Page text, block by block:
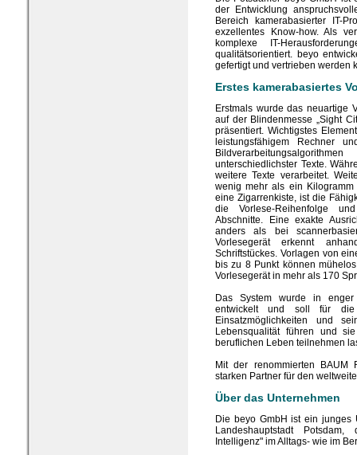
der Entwicklung
Bereich kamerabasierter IT-
exzellentes Know-how. Als
komplexe IT-
qualitätsorientiert. beyo
gefertigt und vertrieben werden
Erstes kamerabasiertes
Erstmals wurde das neuartige
auf der Blindenmesse „Sight
präsentiert. Wichtigstes
leistungsfähigem Rechner
unterschiedlichster Texte.
weitere Texte verarbeitet.
wenig mehr als ein
eine Zigarrenkiste, ist die
die Vorlese-Reihenfolge
Abschnitte. Eine exakte
anders als bei
Vorlesegerät erkennt
Schriftstückes. Vorlagen von
bis zu 8 Punkt können
Vorlesegerät in mehr als 170
Das System wurde in enger
entwickelt und soll für die
Einsatzmöglichkeiten und
Lebensqualität führen und
beruflichen Leben teilnehmen
Mit der renommierten BAUM
starken Partner für den
Über das Unternehmen
Die beyo GmbH ist ein junges
Landeshauptstadt
Intelligenz" im Alltags- wie im